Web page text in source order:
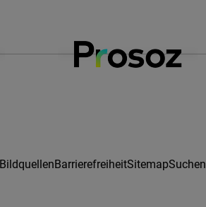
Bildquellen BarrierefreiheitSitemapSuchen